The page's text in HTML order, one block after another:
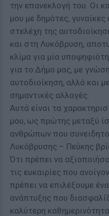
την επανεκλογή του. Οι
μου με δημότες, γυναίκες
στελέχη της
και στη Λυκόβρυση,
κλίμα για μία
για το Δήμο μας, με
αυτοδιοίκηση, αλλά και
σημαντικές αλλαγές.
Αυτά είναι τα
μου, ως πρώτης μεταξύ
ανθρώπων που
Λυκόβρυσης – Πεύκης
Ότι πρέπει να
τις ευκαιρίες που
πρέπει να επιλέξουμε
ανάπτυξης που
καλύτερη